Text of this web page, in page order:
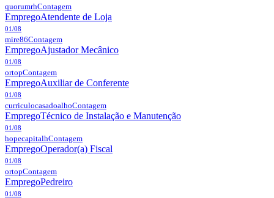
quorumrhContagem
EmpregoAtendente de Loja
01/08
mire86Contagem
EmpregoAjustador Mecânico
01/08
ortopContagem
EmpregoAuxiliar de Conferente
01/08
curriculocasadoalhoContagem
EmpregoTécnico de Instalação e Manutenção
01/08
hopecapitalhContagem
EmpregoOperador(a) Fiscal
01/08
ortopContagem
EmpregoPedreiro
01/08